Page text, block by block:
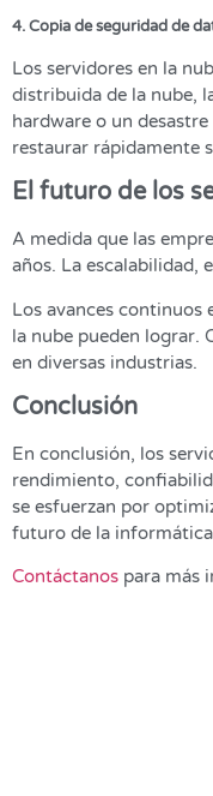
4. Copia de seguridad de
Los servidores en la
distribuida de la nube,
hardware o un
restaurar rápidamente
El futuro de los
A medida que las
años. La escalabilidad,
Los avances continuos
la nube pueden lograr.
en diversas industrias.
Conclusión
En conclusión, los
rendimiento,
se esfuerzan por
futuro de la
Contáctanos para más